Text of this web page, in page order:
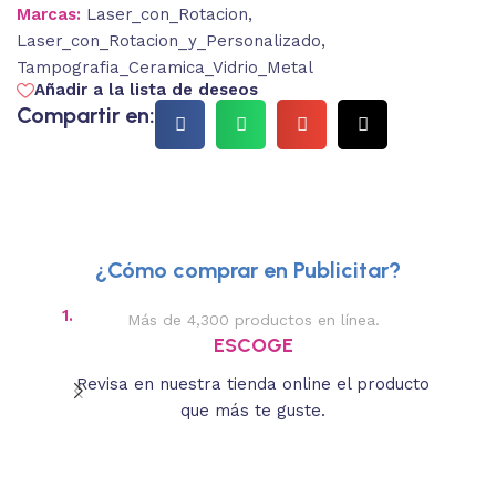
Marcas: Laser_con_Rotacion,
Laser_con_Rotacion_y_Personalizado,
Tampografia_Ceramica_Vidrio_Metal
Añadir a la lista de deseos
Compartir en:
¿Cómo comprar en Publicitar?
1. Más de 4,300 productos en línea.
ESCOGE
Revisa en nuestra tienda online el producto
que más te guste.